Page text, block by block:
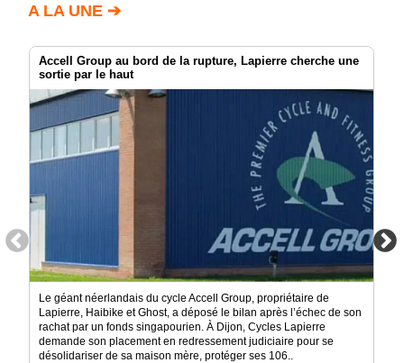
A LA UNE ➔
Accell Group au bord de la rupture, Lapierre cherche une
sortie par le haut
Le géant néerlandais du cycle Accell Group, propriétaire de
Lapierre, Haibike et Ghost, a déposé le bilan après l’échec de son
rachat par un fonds singapourien. À Dijon, Cycles Lapierre
demande son placement en redressement judiciaire pour se
désolidariser de sa maison mère, protéger ses 106..